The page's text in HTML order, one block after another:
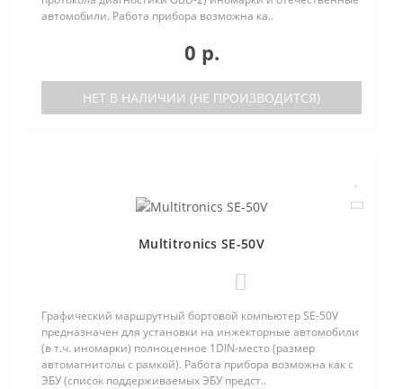
автомобили. Работа прибора возможна ка..
0 р.
НЕТ В НАЛИЧИИ (НЕ ПРОИЗВОДИТСЯ)
Multitronics SE-50V
Графический маршрутный бортовой компьютер SE-50V
предназначен для установки на инжекторные автомобили
(в т.ч. иномарки) полноценное 1DIN-место (размер
автомагнитолы с рамкой). Работа прибора возможна как с
ЭБУ (список поддерживаемых ЭБУ предст..